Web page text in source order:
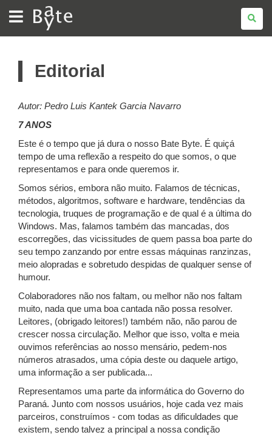
BATE
BYTE
Editorial
Autor: Pedro Luis Kantek Garcia Navarro
7 ANOS
Este é o tempo que já dura o nosso Bate Byte. É quiçá
tempo de uma reflexão a respeito do que somos, o que
representamos e para onde queremos ir.
Somos sérios, embora não muito. Falamos de técnicas,
métodos, algoritmos, software e hardware, tendências da
tecnologia, truques de programação e de qual é a última do
Windows. Mas, falamos também das mancadas, dos
escorregões, das vicissitudes de quem passa boa parte do
seu tempo zanzando por entre essas máquinas ranzinzas,
meio alopradas e sobretudo despidas de qualquer sense of
humour.
Colaboradores não nos faltam, ou melhor não nos faltam
muito, nada que uma boa cantada não possa resolver.
Leitores, (obrigado leitores!) também não, não parou de
crescer nossa circulação. Melhor que isso, volta e meia
ouvimos referências ao nosso mensário, pedem-nos
números atrasados, uma cópia deste ou daquele artigo,
uma informação a ser publicada...
Representamos uma parte da informática do Governo do
Paraná. Junto com nossos usuários, hoje cada vez mais
parceiros, construímos - com todas as dificuldades que
existem, sendo talvez a principal a nossa condição